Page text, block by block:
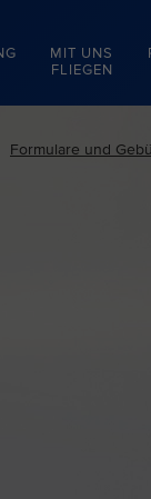
MIT UNS
FLIEGEN
Formulare und